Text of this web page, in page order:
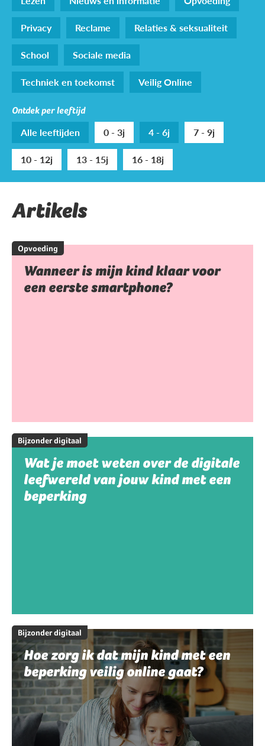
Privacy
Reclame
Relaties & seksualiteit
School
Sociale media
Techniek en toekomst
Veilig Online
Ontdek per leeftijd
Alle leeftijden 0 - 3j 4 - 6j
7 - 9j
10 - 12j
13 - 15j 16 - 18j
Artikels
Opvoeding
Wanneer is mijn kind klaar voor
een eerste smartphone?
Bijzonder digitaal
Wat je moet weten over de digitale
leefwereld van jouw kind met een
beperking
Bijzonder digitaal
Hoe zorg ik dat mijn kind met een
beperking veilig online gaat?